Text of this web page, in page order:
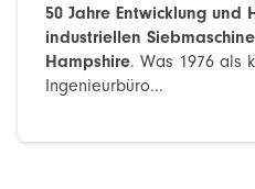
50 Jahre Entwicklung und
industriellen
Hampshire. Was 1976 als
Ingenieurbüro...